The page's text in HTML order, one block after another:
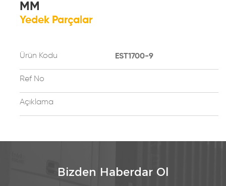
MM
Yedek Parçalar
Ürün Kodu EST1700-9
Ref No
Açıklama
Bizden Haberdar Ol